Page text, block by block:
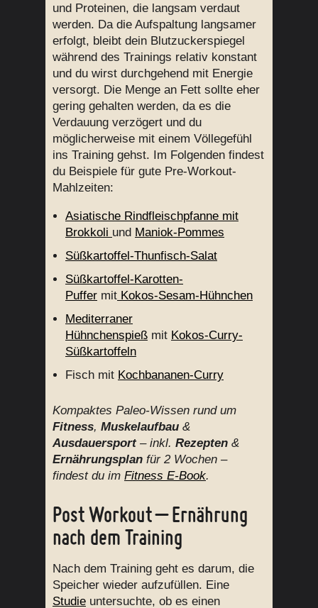
und Proteinen, die langsam verdaut
werden. Da die Aufspaltung langsamer
erfolgt, bleibt dein Blutzuckerspiegel
während des Trainings relativ konstant
und du wirst durchgehend mit Energie
versorgt. Die Menge an Fett sollte eher
gering gehalten werden, da es die
Verdauung verzögert und du
möglicherweise mit einem Völlegefühl
ins Training gehst. Im Folgenden findest
du Beispiele für gute Pre-Workout-
Mahlzeiten:
Asiatische Rindfleischpfanne mit
Brokkoli und Maniok-Pommes
Süßkartoffel-Thunfisch-Salat
Süßkartoffel-Karotten-
Puffer mit Kokos-Sesam-Hühnchen
Mediterraner
Hühnchenspieß mit Kokos-Curry-
Süßkartoffeln
Fisch mit Kochbananen-Curry
Kompaktes Paleo-Wissen rund um
Fitness, Muskelaufbau &
Ausdauersport– inkl. Rezepten &
Ernährungsplan für 2 Wochen –
findest du im Fitness E-Book.
Post Workout – Ernährung
nach dem Training
Nach dem Training geht es darum, die
Speicher wieder aufzufüllen. Eine
Studie untersuchte, ob es einen